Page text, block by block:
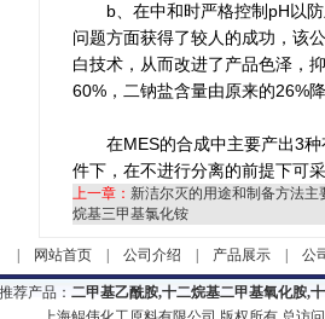
b、在中和时严格控制pH以防
问题方面获得了较人的成功，该
白技术，从而改进了产品色泽，
60%，二钠盐含量由原来的26%
在MES的合成中主要产出3种
件下，在不进行分离的前提下可
上一章： 新洁尔灭的用途和制备方法主
烷基三甲基氯化铵
网站首页 公司介绍 产品展示 公
推荐产品： 二甲基乙酰胺,十二烷基二甲基氧化胺,